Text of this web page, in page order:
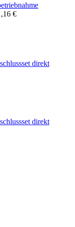
€
direkt
direkt